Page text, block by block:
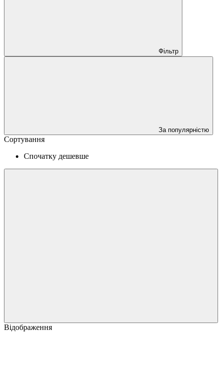
Фільтр
За популярністю
Сортування
Спочатку дешевше
Відображення